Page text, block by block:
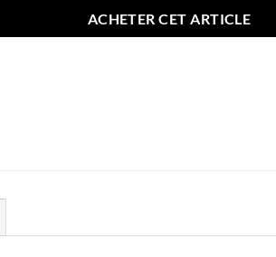
ACHETER CET ARTICLE